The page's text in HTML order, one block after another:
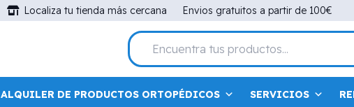
Localiza tu tienda más cercana Envios gratuitos a partir de 100€
ALQUILER DE PRODUCTOS ORTOPÉDICOS SERVICIOS